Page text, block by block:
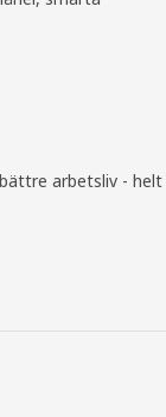
arbetsliv - helt